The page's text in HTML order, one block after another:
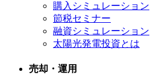
購入シミュレーション
節税セミナー
融資シミュレーション
太陽光発電投資とは
売却・運用